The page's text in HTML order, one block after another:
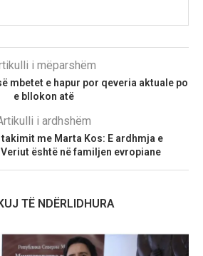
i mëparshëm
mbetet e hapur por qeveria aktuale po
e bllokon atë
i ardhshëm
me Marta Kos: E ardhmja e
është në familjen evropiane
TË NDËRLIDHURA